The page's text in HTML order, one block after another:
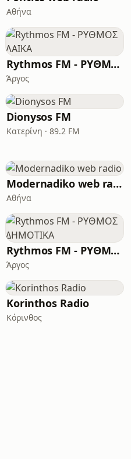
Αθήνα
Rythmos FM - ΡΥΘΜΟΣ ΛΑΙΚΑ
Άργος
Dionysos FM
Κατερίνη · 89.2 FM
Modernadiko web radio
Αθήνα
Rythmos FM - ΡΥΘΜΟΣ ΔΗΜΟΤΙΚΑ
Άργος
Korinthos Radio
Κόρινθος